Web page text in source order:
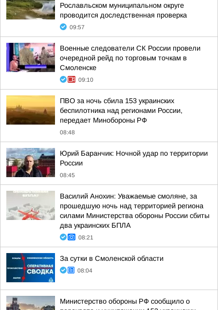
Рославльском муниципальном округе
проводится доследственная проверка
09:57
Военные следователи СК России провели
очередной рейд по торговым точкам в
Смоленске
09:10
ПВО за ночь сбила 153 украинских
беспилотника над регионами России,
передает Минобороны РФ
08:48
Юрий Баранчик: Ночной удар по территории
России
08:45
Василий Анохин: Уважаемые смоляне, за
прошедшую ночь над территорией региона
силами Министерства обороны России сбиты
два украинских БПЛА
08:21
За сутки в Смоленской области
08:04
Министерство обороны РФ сообщило о